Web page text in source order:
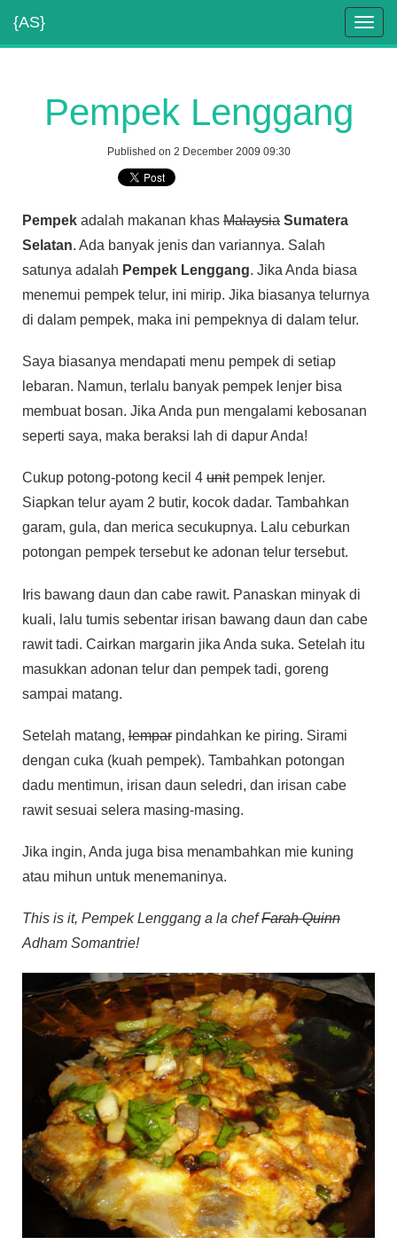
{AS}
Pempek Lenggang
Published on 2 December 2009 09:30
Pempek adalah makanan khas Malaysia Sumatera
Selatan. Ada banyak jenis dan variannya. Salah
satunya adalah Pempek Lenggang. Jika Anda biasa
menemui pempek telur, ini mirip. Jika biasanya telurnya
di dalam pempek, maka ini pempeknya di dalam telur.
Saya biasanya mendapati menu pempek di setiap
lebaran. Namun, terlalu banyak pempek lenjer bisa
membuat bosan. Jika Anda pun mengalami kebosanan
seperti saya, maka beraksi lah di dapur Anda!
Cukup potong-potong kecil 4 unitpempek lenjer.
Siapkan telur ayam 2 butir, kocok dadar. Tambahkan
garam, gula, dan merica secukupnya. Lalu ceburkan
potongan pempek tersebut ke adonan telur tersebut.
Iris bawang daun dan cabe rawit. Panaskan minyak di
kuali, lalu tumis sebentar irisan bawang daun dan cabe
rawit tadi. Cairkan margarin jika Anda suka. Setelah itu
masukkan adonan telur dan pempek tadi, goreng
sampai matang.
Setelah matang, lempar pindahkan ke piring. Sirami
dengan cuka (kuah pempek). Tambahkan potongan
dadu mentimun, irisan daun seledri, dan irisan cabe
rawit sesuai selera masing-masing.
Jika ingin, Anda juga bisa menambahkan mie kuning
atau mihun untuk menemaninya.
This is it, Pempek Lenggang a la chefFarah Quinn
Adham Somantrie!